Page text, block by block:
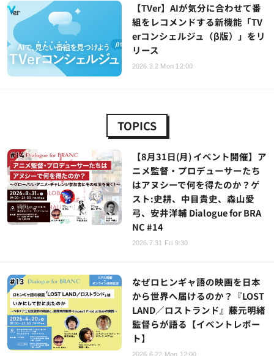
【TVer】AIが気分に合わせて番
組をレコメンドする新機能「TV
erコンシェルジュ（β版）」をリ
リース
2026.3.2 Mon 12:00
TOPICS
【8月31日(月) イベント開催】ア
ニメ監督・プロデューサーたち
はアヌシーで何を得たのか？ゲ
スト:史耕、中目貴史、森山愛
弓、安井洋輔 Dialogue for BRA
NC #14
2026.7.31 Fri 9:30
なぜロヒンギャ語の映画を日本
から世界へ届けるのか？『LOST
LAND／ロストランド』藤元明緒
監督らが語る【イベントレポー
ト】
2026.6.22 Mon 12:00